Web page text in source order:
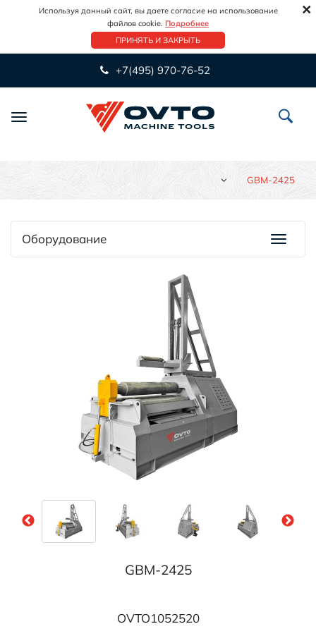
Используя данный сайт, вы даете согласие на использование
файлов cookie. Подробнее
ПРИНЯТЬ И ЗАКРЫТЬ
×
+7(495) 970-76-52
Переключить
GBM-2425
Оборудование
GBM-2425
OVTO1052520